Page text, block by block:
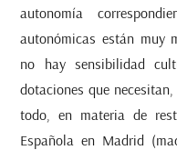
autonomía
autonómicas están muy
no hay sensibilidad
dotaciones que
todo, en materia de
Española en Madrid